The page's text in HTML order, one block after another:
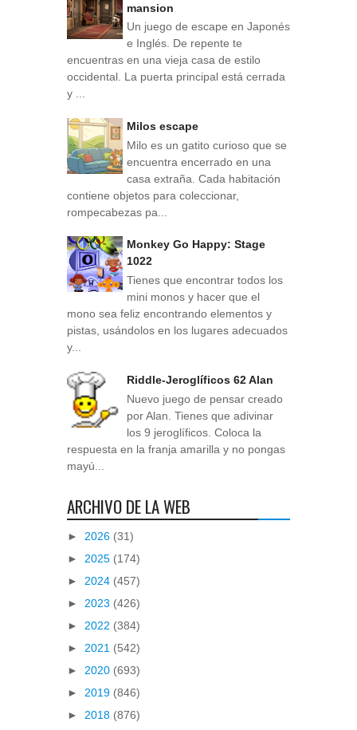
mansion
Un juego de escape en Japonés
e Inglés. De repente te
encuentras en una vieja casa de estilo
occidental. La puerta principal está cerrada
y ...
Milos escape
Milo es un gatito curioso que se
encuentra encerrado en una
casa extraña. Cada habitación
contiene objetos para coleccionar,
rompecabezas pa...
Monkey Go Happy: Stage
1022
Tienes que encontrar todos los
mini monos y hacer que el
mono sea feliz encontrando elementos y
pistas, usándolos en los lugares adecuados
y...
Riddle-Jeroglíficos 62 Alan
Nuevo juego de pensar creado
por Alan. Tienes que adivinar
los 9 jeroglíficos. Coloca la
respuesta en la franja amarilla y no pongas
mayú...
ARCHIVO DE LA WEB
► 2026 (31)
► 2025 (174)
► 2024 (457)
► 2023 (426)
► 2022 (384)
► 2021 (542)
► 2020 (693)
► 2019 (846)
► 2018 (876)